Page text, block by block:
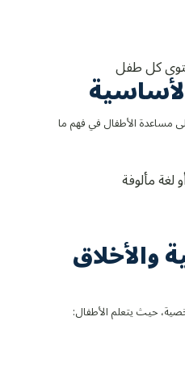
كل طفل
مساعدة الأطفال في فهم ما
لغة مألوفة
والأخلاق
حيث يتعلم الأطفال: